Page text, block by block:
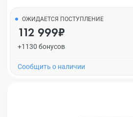
ОЖИДАЕТСЯ ПОСТУПЛЕНИЕ
112 999₽
+1130 бонусов
Cообщить о наличии